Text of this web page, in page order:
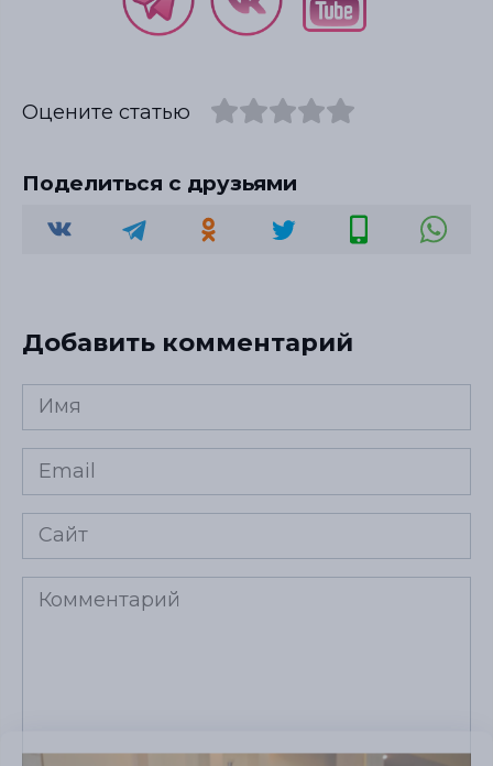
Оцените статью
Поделиться с друзьями
Добавить комментарий